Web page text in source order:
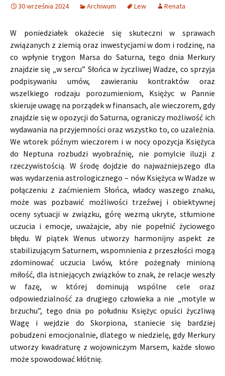
30 września 2024 Archiwum Lew Renata
W poniedziałek okażecie się skuteczni w sprawach
związanych z ziemią oraz inwestycjami w dom i rodzinę, na
co wpłynie trygon Marsa do Saturna, tego dnia Merkury
znajdzie się „w sercu” Słońca w życzliwej Wadze, co sprzyja
podpisywaniu umów, zawieraniu kontraktów oraz
wszelkiego rodzaju porozumieniom, Księżyc w Pannie
skieruje uwagę na porządek w finansach, ale wieczorem, gdy
znajdzie się w opozycji do Saturna, ograniczy możliwość ich
wydawania na przyjemności oraz wszystko to, co uzależnia.
We wtorek późnym wieczorem i w nocy opozycja Księżyca
do Neptuna rozbudzi wyobraźnię, nie pomylcie iluzji z
rzeczywistością. W środę dojdzie do najważniejszego dla
was wydarzenia astrologicznego – nów Księżyca w Wadze w
połączeniu z zaćmieniem Słońca, władcy waszego znaku,
może was pozbawić możliwości trzeźwej i obiektywnej
oceny sytuacji w związku, górę wezmą ukryte, stłumione
uczucia i emocje, uważajcie, aby nie popełnić życiowego
błędu. W piątek Wenus utworzy harmonijny aspekt ze
stabilizującym Saturnem, wspomnienia z przeszłości mogą
zdominować uczucia Lwów, które pożegnały minioną
miłość, dla istniejących związków to znak, że relacje weszły
w fazę, w której dominują wspólne cele oraz
odpowiedzialność za drugiego człowieka a nie „motyle w
brzuchu”, tego dnia po południu Księżyc opuści życzliwą
Wagę i wejdzie do Skorpiona, staniecie się bardziej
pobudzeni emocjonalnie, dlatego w niedzielę, gdy Merkury
utworzy kwadraturę z wojowniczym Marsem, każde słowo
może spowodować kłótnię.